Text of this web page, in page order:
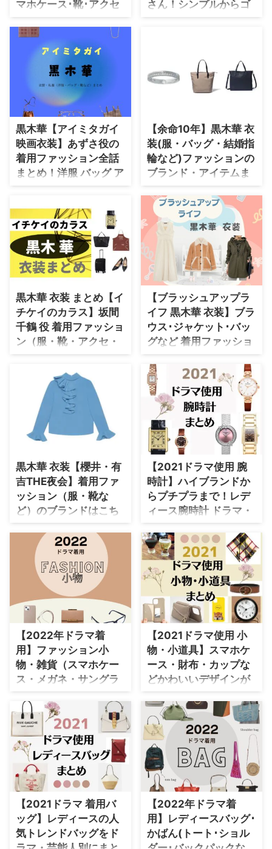
https://t.co/E2hVe116YT#黒木華
#溝端淳平 #野村周平 #野間口徹
マホケース･靴･アクセ
サリーなど)ファッショ
ンのブランド全話まと
「僕の姉ちゃん」 テレビ東京･
BSテレ東&Amazon Prime
Video 原作は雑誌『anan』で
長期連載中の益田ミリの人気漫画
「僕の姉ちゃん」 【僕の姉ちゃ
ん】白井ちはる役の黒木華(くろ
き はる)さん･真田美穂子役の久
保田紗友(くぼたさゆ)さん･東海
林明日美役の平岩紙(ひらいわか
み)が着用している衣装・ファッ
ション・コーディネートを紹介♪
カート・ジャケット・パンツ) バ
ッグ/かばん 腕時計 靴(パンプス)
スマホケース・口紅、、 ...
さん！シンプルからゴ
ージャスまでレディー
このページでは2021年に放送さ
れたドラマでモデルや女優さんが
使用しているかわいいレディース
時更新】 ハイブランドのネック
レス ロングネックレス ゴールド
リング ピアス イヤリング イヤー
カフ 結婚指輪 などなど、プチプ
ラからラグジュアリーなモノまで
目を楽しませてくれるネックレス
がたくさんあります♪ ビジネス
用・プライベート用・パーティ用
など、さまざまなシーンで用途に
合わせてどんなファッションに合
わせていたのか、芸能人の着用コ
ーデも ...
黒木華【アイミタガイ
映画衣装】あずさ役の
着用ファッション全話
まとめ！洋服 バッグ ア
クセなどのブランド&
【アイミタガイ】黒木華さん（あ
ずさ役）の衣装・服装（服･バッ
グ･アクセ・靴など）や映画ファ
ッションのコーデを着用シーン
別・コーデ別に紹介♪
【余命10年】黒木華 衣
装(服・バッグ・結婚指
輪など)ファッションの
ブランド・アイテムま
とめ♪
【余命10年】黒木華(くろき は
る)・映画衣装速報♪ ＜ キャンペ
ーン詳細 ＞ 【🖋️賞品】 ❋ティザ
ービジュアル ポスター 10名様
【🖋️注意事項】 ※10/24(日)締切
※当選者の方にはDMでご連絡し
ます ※発送は日本国内に限らせて
態でご参加下さい 映画『#余命
10年』2022年春公開🎞️
https://t.co/cWr5vjndd3 — 映画
『余命10年』公式 (@yom ...
黒木華 衣装 まとめ【イ
チケイのカラス】坂間
千鶴 役 着用ファッショ
ン（服・靴・アクセ・
バッグなど）ブランド
黒木華さんがドラマ【イチケイの
カラス】坂間千鶴（さかま ちず
る）役で着用しているファッショ
ン・衣装（トレンチコートなどの
服・バッグ・アクセサリー・腕時
を最終話までまとめています
♪(*^^*)【随時チェックして更
新！】 黒木華さんのプロフィ
ール（年齢・身長）過去に出演し
たドラマの衣装 生年月日 1990年
3月14日(歳) 身長 164cm ドラマ
衣装 銀河の一票 黒木華さんの公
式SNS Instagram ⇒ 黒木華の衣
装を全部チェック♪ &nbsp ...
【ブラッシュアップラ
イフ 黒木華 衣装】ブラ
ウス･ジャケット･バッ
グなど 着用ファッショ
ンまとめ♪
【ブラッシュアップライフ】黒木
華(もりやま れな役)のファッショ
ンやコーディネートを、着用シー
ン別に最新話からまとめています
♪
黒木華 衣装【櫻井・有
吉THE夜会】着用ファ
ッション（服・靴な
ど）のブランドはこち
ら♪
【櫻井・有吉THE夜会】 今夜9️⃣
時からの #THE夜会 は超豪華2️⃣
時間スペシャル🤩🎪✨ 櫻井さん
が親友 #妻夫木聡 さん #佐藤隆
太 さんと行く #男3人旅 第2️⃣弾
をお届け👏👏 とにかく旅を楽し
む姿はファンならずとも必見🚙🍧
🍕 そして #嵐 #二宮和也 さんと
妻夫木さんが『クイズ ...
【2021ドラマ使用 腕
時計】ハイブランドか
らプチプラまで！レデ
ィース腕時計 ドラマ・
芸能人別まとめ♪
2021年放送ドラマで俳優さんや
モデルさんが着用している腕時計
をドラマ・芸能人別にまとめてい
ます♪【随時更新】 ＼2026年
新ドラマで着用された腕時計はこ
ちらからチェック♪／
https://drama-tv-
fashion.com/2026-
dramafashion-watchts/ ⇒
【2025ドラマ衣装】芸能人着用
腕時計 ⇒ 【2024ドラマ衣装】芸
能人着用 腕時計 ⇒ 【2023ドラ
マ衣装】芸能人着用 腕時計 ⇒
【2022ドラマ衣装】芸能人着用
腕時 ...
【2022年ドラマ着
用】ファッション小
物・雑貨（スマホケー
ス・メガネ・サングラ
ス・財布・帽子・食器
など）まとめ♪
2022年放送ドラマで芸能人が着
用していたファッション小物・雑
貨・小道具などをドラマ・芸能人
別にまとめています♪ ＼2026
年新ドラマで着用されたドラマ小
道具もチェック♪／
https://drama-tv-
fashion.com/2026-
dramafashion-komonozakka/ ⇒
【2025年ドラマ衣装】ファッシ
ョン小物 ⇒ 【2024年ドラマ衣
【2021ドラマ使用 小
物・小道具】スマホケ
ース・財布・カップな
どかわいいデザインが
大盛り！ドラマ・芸能
人別まとめ♪
このページでは2021年に放送さ
れたドラマでモデルや女優さんが
使用しているスマホケースなどの
小道具をドラマ・芸能人別にまと
めて紹介しています♪【随時更
新】 カラフルなスマホケース 機
能性ばつぐんのスマホケース 財
布 スカーフ 靴下 チョーカー 麦わ
ら帽子 エプロン かわいいカップ
ぬいぐるみ などなど、真似して
おそろいにしたくなるデザインが
【2021ドラマ 着用バ
ッグ】レディースの人
気トレンドバッグをド
【2022年ドラマ着
用】レディースバッグ･
かばん(トート･ショル